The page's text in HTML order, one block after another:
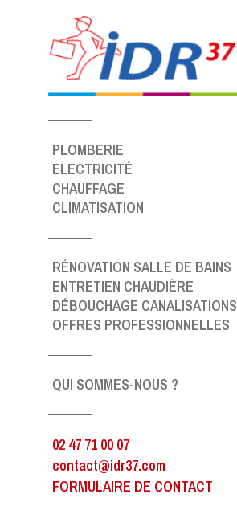
PLOMBERIE
ELECTRICITÉ
CHAUFFAGE
CLIMATISATION
RÉNOVATION SALLE DE BAINS
ENTRETIEN CHAUDIÈRE
DÉBOUCHAGE CANALISATIONS
OFFRES PROFESSIONNELLES
QUI SOMMES-NOUS ?
02 47 71 00 07
contact@idr37.com
FORMULAIRE DE CONTACT